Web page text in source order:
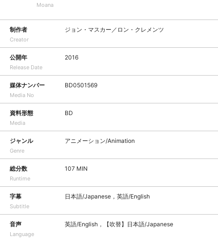
Moana
制作者
Creator
ジョン・マスカー／ロン・クレメンツ
公開年
Release Date
2016
媒体ナンバー
Media No
BD0501569
資料形態
Media
BD
ジャンル
Genre
アニメーション/Animation
総分数
Runtime
107 MIN
字幕
Subtitle
日本語/Japanese，英語/English
音声
Language
英語/English，【吹替】日本語/Japanese